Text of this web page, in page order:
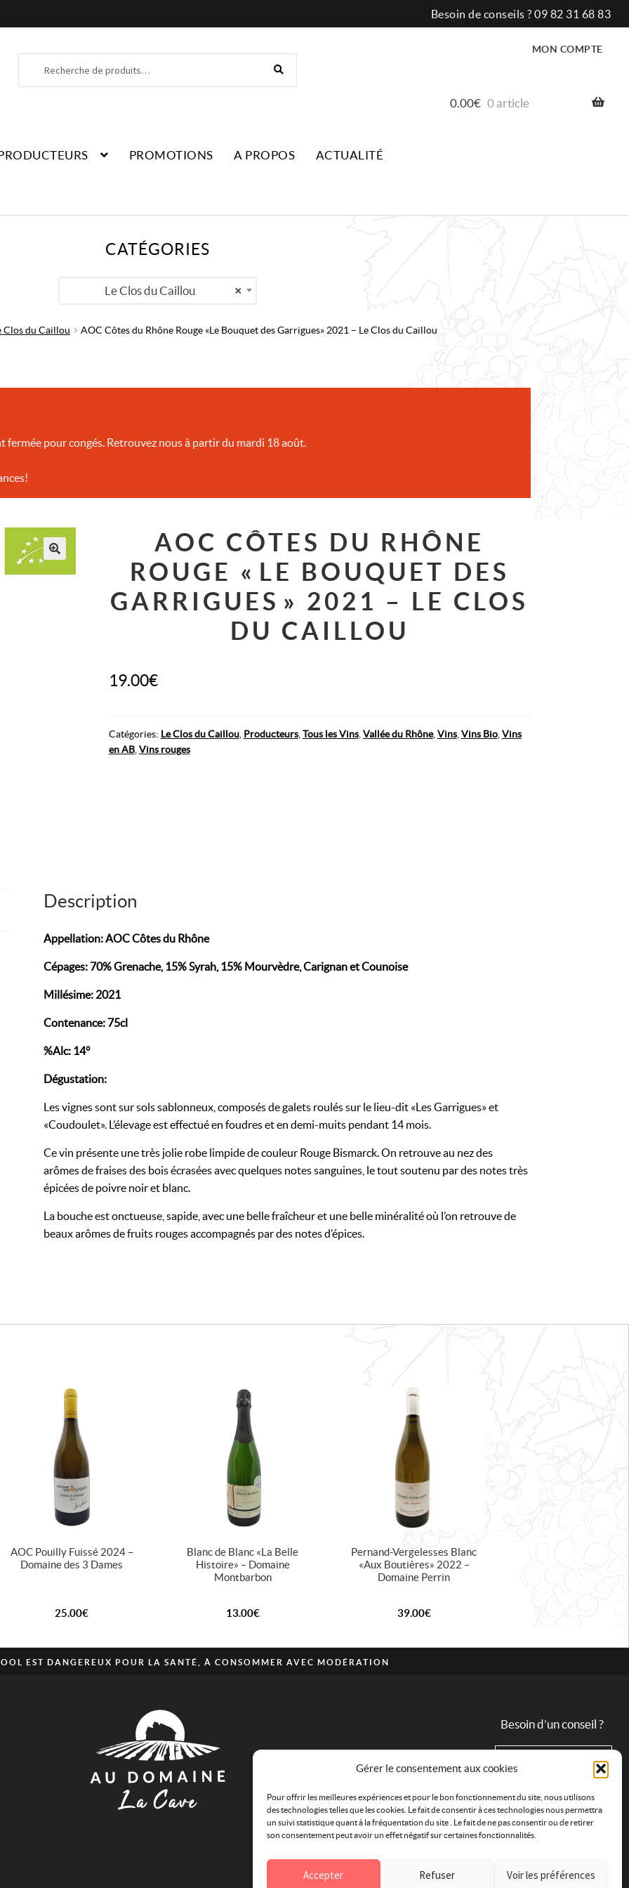
Gérer le consentement aux cookies
Pour offrir les meilleures expériences et pour le bon fonctionnement du site, nous utilisons
des technologies telles que les cookies. Le fait de consentir à ces technologies nous permettra
un suivi statistique quant à la fréquentation du site . Le fait de ne pas consentir ou de retirer
son consentement peut avoir un effet négatif sur certaines fonctionnalités.
Accepter Refuser Voir les préférences
Besoin de conseils ? 09 82 31 68 83
MON COMPTE
0.00€ 0 article
PROMOTIONS A PROPOS ACTUALITÉ
CATÉGORIES
×
Le Clos du Caillou
Clos du Caillou AOC Côtes du Rhône Rouge « Le Bouquet des Garrigues » 2021 – Le Clos du Caillou
pour congés. Retrouvez nous à partir du mardi 18 août.
AOC CÔTES DU RHÔNE
ROUGE « LE BOUQUET DES
GARRIGUES » 2021 – LE CLOS
DU CAILLOU
19.00€
Catégories : Le Clos du Caillou, Producteurs, Tous les Vins, Vallée du Rhône, Vins, Vins Bio, Vins
en AB, Vins rouges
Description
Appellation: AOC Côtes du Rhône
Cépages: 70% Grenache, 15% Syrah, 15% Mourvèdre, Carignan et Counoise
Millésime: 2021
Contenance: 75cl
%Alc: 14°
Dégustation:
Les vignes sont sur sols sablonneux, composés de galets roulés sur le lieu-dit « Les Garrigues » et
« Coudoulet ». L’élevage est effectué en foudres et en demi-muits pendant 14 mois.
Ce vin présente une très jolie robe limpide de couleur Rouge Bismarck. On retrouve au nez des
arômes de fraises des bois écrasées avec quelques notes sanguines, le tout soutenu par des notes très
épicées de poivre noir et blanc.
La bouche est onctueuse, sapide, avec une belle fraîcheur et une belle minéralité où l’on retrouve de
beaux arômes de fruits rouges accompagnés par des notes d’épices.
AOC Pouilly Fuissé 2024 –
Domaine des 3 Dames
25.00€
Blanc de Blanc « La Belle
Histoire » – Domaine
Montbarbon
13.00€
Pernand-Vergelesses Blanc
« Aux Boutières » 2022 –
Domaine Perrin
39.00€
EST DANGEREUX POUR LA SANTÉ, À CONSOMMER AVEC MODÉRATION
Besoin d’un conseil ?
09 82 31 68 83